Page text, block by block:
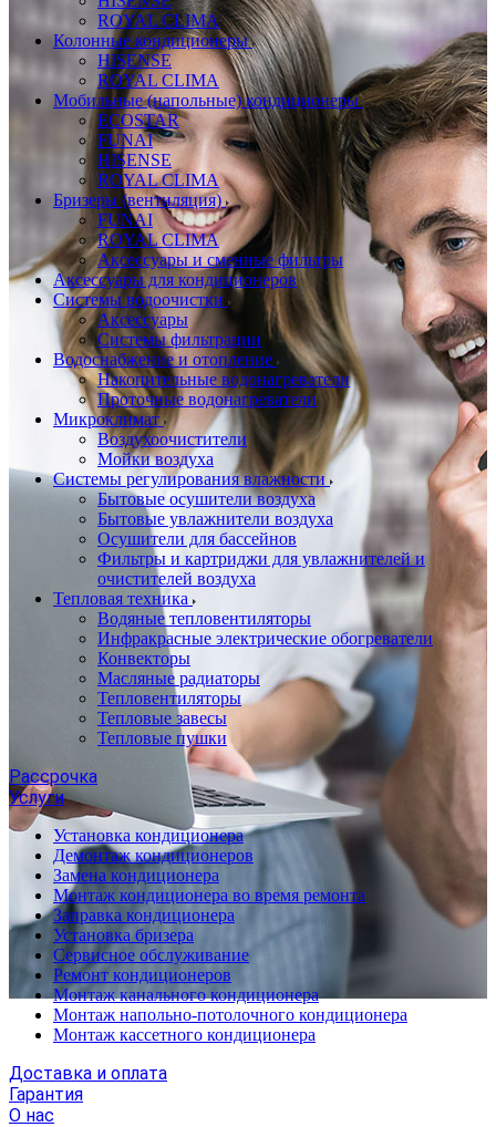
ROYAL CLIMA
Колонные кондиционеры
HISENSE
ROYAL CLIMA
Мобильные (напольные) кондиционеры
ECOSTAR
FUNAI
HISENSE
ROYAL CLIMA
Бризеры (вентиляция)
FUNAI
ROYAL CLIMA
Аксессуары и сменные фильтры
Аксессуары для кондиционеров
Системы водоочистки
Аксессуары
Системы фильтрации
Водоснабжение и отопление
Накопительные водонагреватели
Проточные водонагреватели
Микроклимат
Воздухоочистители
Мойки воздуха
Системы регулирования влажности
Бытовые осушители воздуха
Бытовые увлажнители воздуха
Осушители для бассейнов
Фильтры и картриджи для увлажнителей и
очистителей воздуха
Тепловая техника
Водяные тепловентиляторы
Инфракрасные электрические обогреватели
Конвекторы
Масляные радиаторы
Тепловентиляторы
Тепловые завесы
Тепловые пушки
Рассрочка
Услуги
Установка кондиционера
Демонтаж кондиционеров
Замена кондиционера
Монтаж кондиционера во время ремонта
Заправка кондиционера
Установка бризера
Сервисное обслуживание
Ремонт кондиционеров
Монтаж канального кондиционера
Монтаж напольно-потолочного кондиционера
Монтаж кассетного кондиционера
Доставка и оплата
Гарантия
О нас